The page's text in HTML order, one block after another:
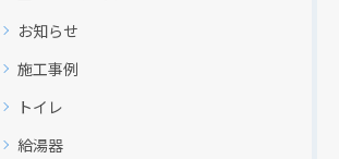
お知らせ
施工事例
トイレ
給湯器